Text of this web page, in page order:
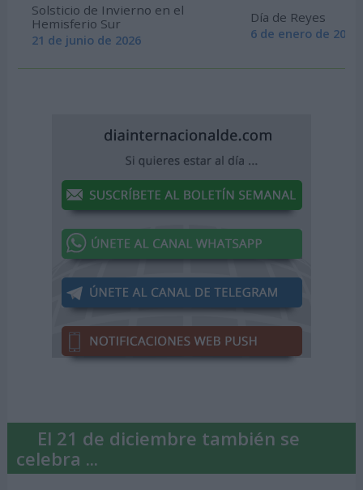
Solsticio de Invierno en el
Hemisferio Sur
21 de junio de 2026
Día de Reyes
6 de enero de 2026
El 21 de diciembre también se
celebra ...